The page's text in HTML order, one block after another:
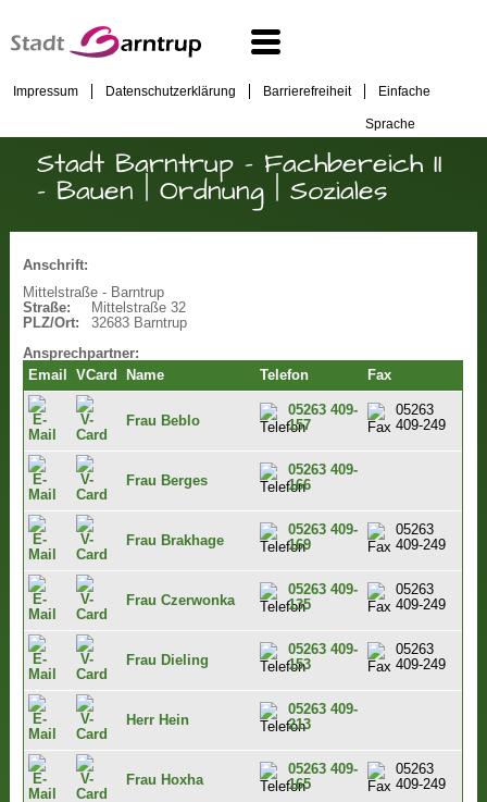
Impressum Datenschutzerklärung Barrierefreiheit Einfache
Sprache
Stadt Barntrup - Fachbereich II
- Bauen | Ordnung | Soziales
Anschrift:
Mittelstraße - Barntrup
Straße:
Mittelstraße 32
PLZ/Ort:
32683 Barntrup
Ansprechpartner:
Email
VCard Name Telefon Fax
Frau Beblo
05263 409-
157
05263
409-249
Frau Berges
05263 409-
166
Frau Brakhage
05263 409-
169
05263
409-249
Frau Czerwonka
05263 409-
135
05263
409-249
Frau Dieling
05263 409-
153
05263
409-249
Herr Hein
05263 409-
213
Frau Hoxha
05263 409-
165
05263
409-249